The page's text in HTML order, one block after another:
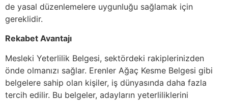
de yasal düzenlemelere uygunluğu sağlamak için
gereklidir.
Rekabet Avantajı
Mesleki Yeterlilik Belgesi, sektördeki rakiplerinizden
önde olmanızı sağlar. Erenler Ağaç Kesme Belgesi gibi
belgelere sahip olan kişiler, iş dünyasında daha fazla
tercih edilir. Bu belgeler, adayların yeterliliklerini